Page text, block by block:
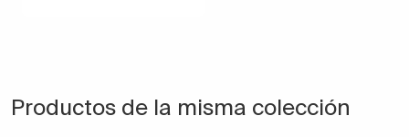
Productos de la misma colección